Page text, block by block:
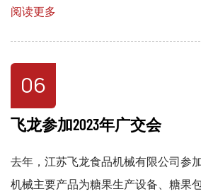
阅读更多
06
飞龙参加2023年广交会
去年，江苏飞龙食品机械有限公司参
机械主要产品为糖果生产设备、糖果